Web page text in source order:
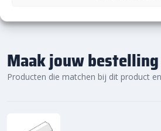
Maak jouw
Producten die matchen bij dit product